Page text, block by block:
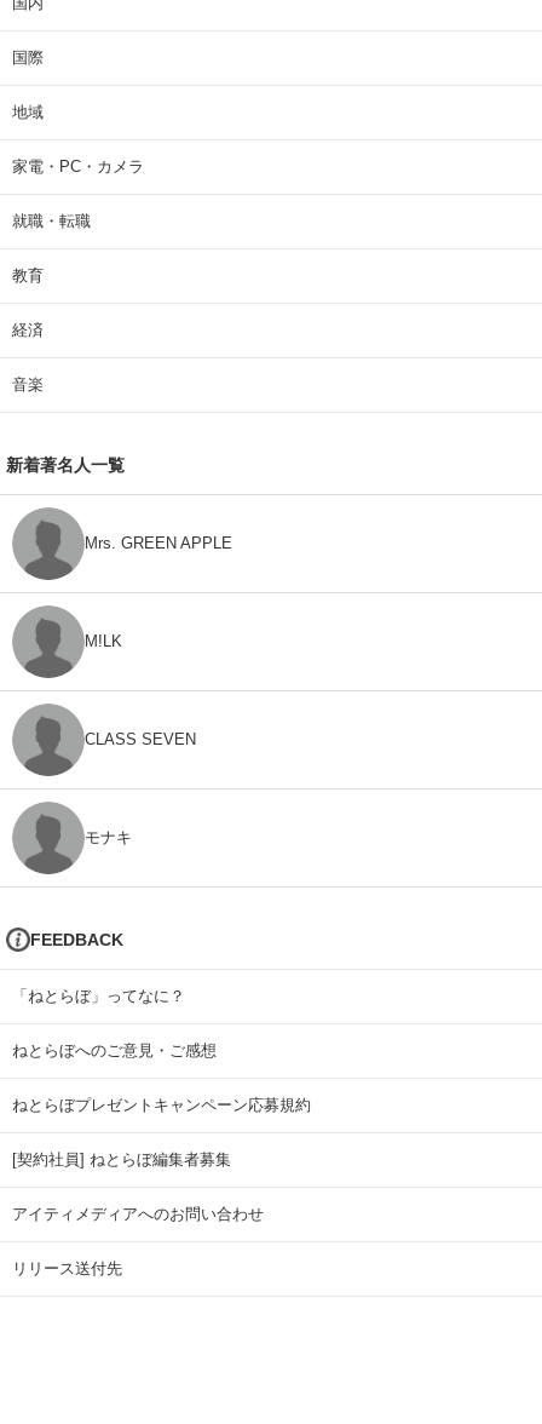
国際
地域
家電・PC・カメラ
就職・転職
教育
経済
音楽
新着著名人一覧
Mrs. GREEN APPLE
M!LK
CLASS SEVEN
モナキ
FEEDBACK
「ねとらぼ」ってなに？
ねとらぼへのご意見・ご感想
ねとらぼプレゼントキャンペーン応募規約
[契約社員] ねとらぼ編集者募集
アイティメディアへのお問い合わせ
リリース送付先